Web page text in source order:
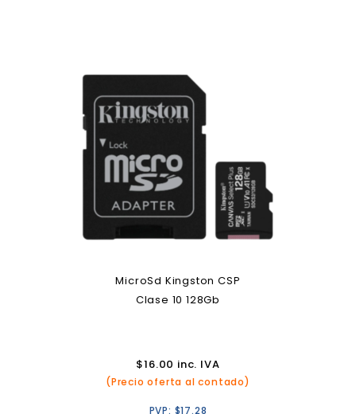
MicroSd Kingston CSP
Clase 10 128Gb
$16.00 inc. IVA
(Precio oferta al contado)
PVP: $17.28